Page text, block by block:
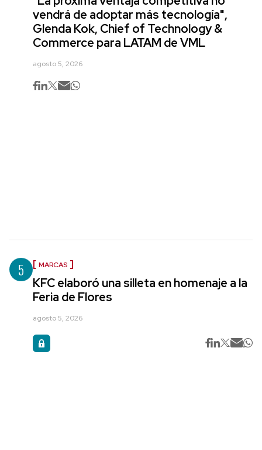
vendrá de adoptar más tecnología",
Glenda Kok, Chief of Technology &
Commerce para LATAM de VML
agosto 5, 2026
5 MARCAS
KFC elaboró una silleta en homenaje a la
Feria de Flores
agosto 5, 2026